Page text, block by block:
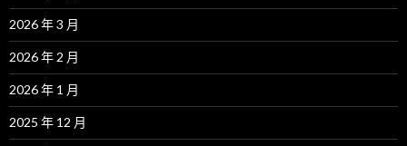
2026 年 3 月
2026 年 2 月
2026 年 1 月
2025 年 12 月